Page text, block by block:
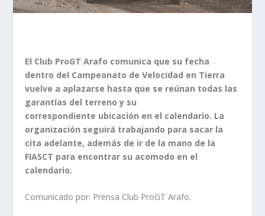
El Club ProGT Arafo comunica que su fecha
dentro del Campeonato de Velocidad en Tierra
vuelve a aplazarse hasta que se reúnan todas las
garantías del terreno y su
correspondiente ubicación en el calendario. La
organización seguirá trabajando para sacar la
cita adelante, además de ir de la mano de la
FIASCT para encontrar su acomodo en el
calendario.
Comunicado por: Prensa Club ProGT Arafo.